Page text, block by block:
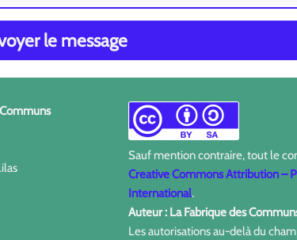
le message
Sauf mention contraire, tout le
Creative Commons Attribution –
International.
Auteur : La Fabrique des
Les autorisations au-delà du